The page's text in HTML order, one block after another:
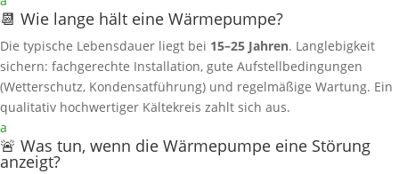
📆 Wie lange hält eine Wärmepumpe?
Die typische Lebensdauer liegt bei 15–25 Jahren. Langlebigkeit
sichern: fachgerechte Installation, gute Aufstellbedingungen
(Wetterschutz, Kondensatführung) und regelmäßige Wartung. Ein
qualitativ hochwertiger Kältekreis zahlt sich aus.
a
🚨 Was tun, wenn die Wärmepumpe eine Störung
anzeigt?